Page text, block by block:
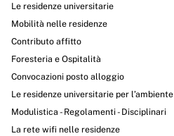
Le residenze universitarie
Mobilità nelle residenze
Contributo affitto
Foresteria e Ospitalità
Convocazioni posto alloggio
Le residenze universitarie per l’ambiente
Modulistica - Regolamenti - Disciplinari
La rete wifi nelle residenze